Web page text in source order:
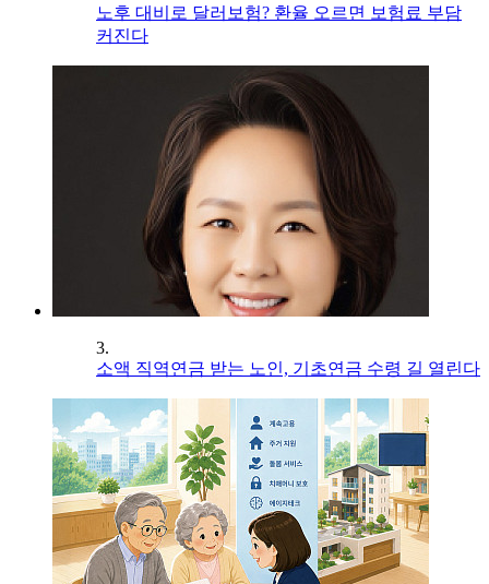
노후 대비로 달러보험? 환율 오르면 보험료 부담
커진다
3.
소액 직역연금 받는 노인, 기초연금 수령 길 열린다